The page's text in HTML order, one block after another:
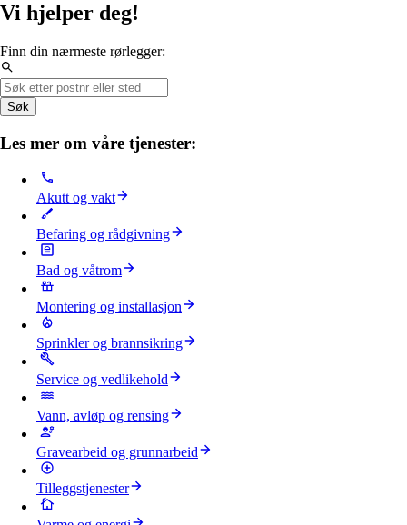
Vi hjelper deg!
Finn din nærmeste rørlegger:
Søk
Les mer om våre tjenester:
Akutt og vakt
Befaring og rådgivning
Bad og våtrom
Montering og installasjon
Sprinkler og brannsikring
Service og vedlikehold
Vann, avløp og rensing
Gravearbeid og grunnarbeid
Tilleggstjenester